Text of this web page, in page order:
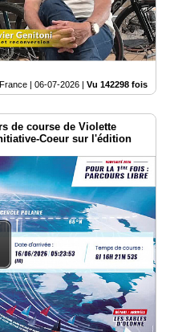
France | 06-07-2026 | Vu 142298 fois
de course de Violette
Coeur sur l'édition